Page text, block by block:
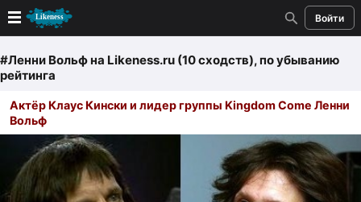
Войти
Новые
Лучшие
Голосование
Кандидаты
#Ленни Вольфна Likeness.ru (10 сходств), по убыванию
рейтинга
Актёр Клаус Кински и лидер группы Kingdom Come Ленни
Вольф